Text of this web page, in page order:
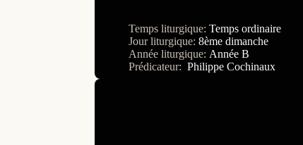
Temps liturgique: Temps ordinaire
Jour liturgique: 8ème dimanche
Année liturgique: Année B
Prédicateur: Philippe Cochinaux